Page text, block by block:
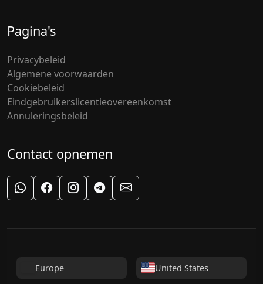
Pagina's
Privacybeleid
Algemene voorwaarden
Cookiebeleid
Eindgebruikerslicentieovereenkomst
Annuleringsbeleid
Contact opnemen
WhatsApp Support
FacebookInstagram
TelegramEmail Support
Europe United States